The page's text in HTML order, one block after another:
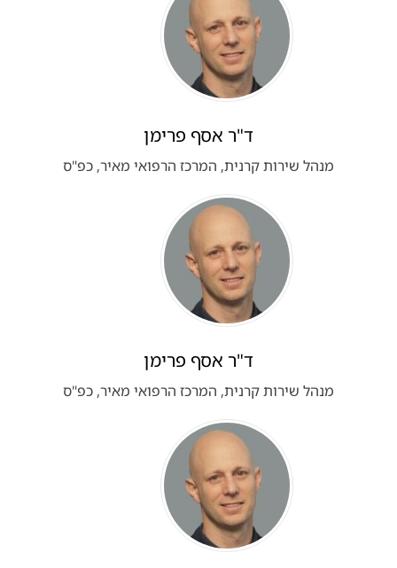
ד"ר אסף פרימן
מנהל שירות קרנית, המרכז הרפואי מאיר, כפ"ס
ד"ר אסף פרימן
מנהל שירות קרנית, המרכז הרפואי מאיר, כפ"ס